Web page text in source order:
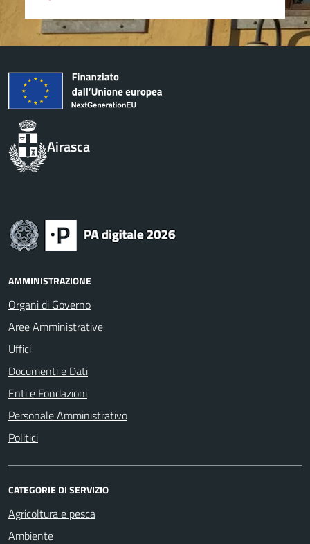
Airasca
AMMINISTRAZIONE
Organi di Governo
Aree Amministrative
Uffici
Documenti e Dati
Enti e Fondazioni
Personale Amministrativo
Politici
CATEGORIE DI SERVIZIO
Agricoltura e pesca
Ambiente